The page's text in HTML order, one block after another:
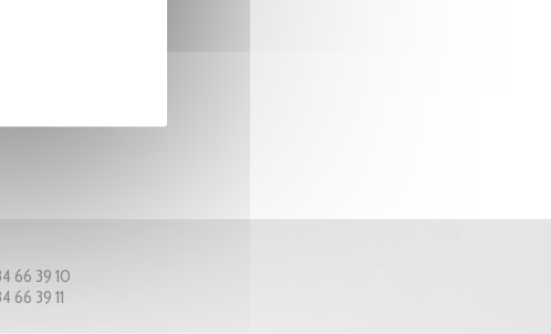
66 39 10
66 39 11